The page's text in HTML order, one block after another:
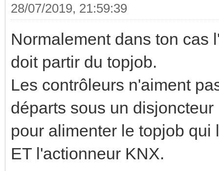
28/07/2019, 21:59:39
Normalement dans ton cas
doit partir du topjob.
Les contrôleurs n'aiment
départs sous un
pour alimenter le topjob
ET l'actionneur KNX.